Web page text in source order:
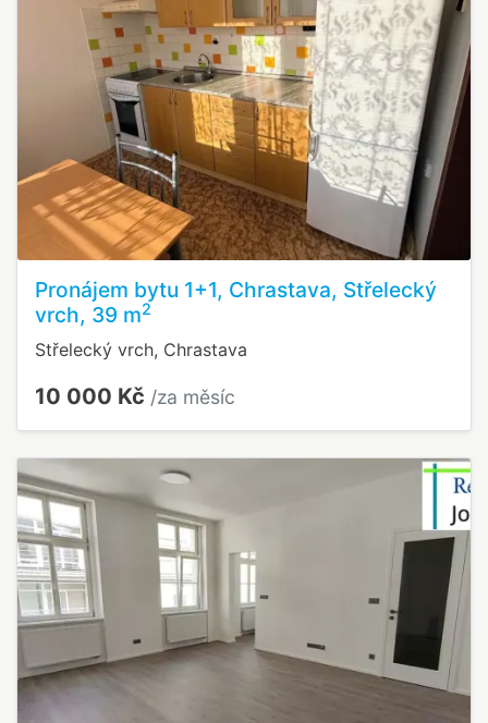
Pronájem bytu 1+1, Chrastava, Střelecký
vrch, 39 m2
Střelecký vrch, Chrastava
10 000 Kč /za měsíc